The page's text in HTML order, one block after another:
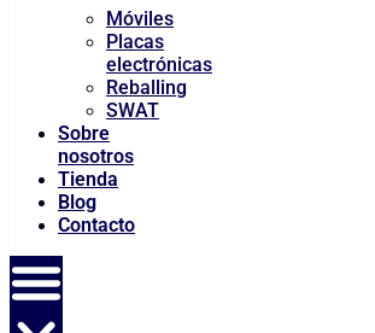
Móviles
Placas
electrónicas
Reballing
SWAT
Sobre
nosotros
Tienda
Blog
Contacto